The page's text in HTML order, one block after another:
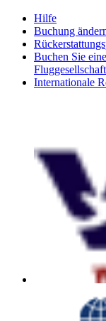
Hilfe
Buchung
Buchen Sie
Fluggesellschaft
Internationale